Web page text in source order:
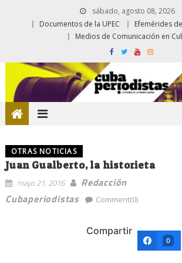
sábado, agosto 08, 2026
Documentos de la UPEC
Efemérides
Medios de Comunicación en
OTRAS NOTICIAS
Juan Gualberto, la historieta
mayo 21, 2016
Redacción
Cubaperiodistas
Comment(0)
Compartir
0